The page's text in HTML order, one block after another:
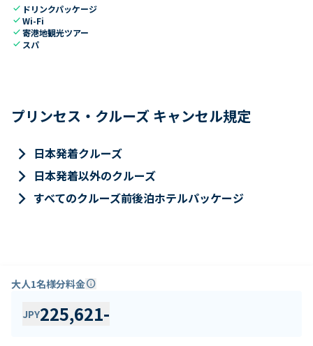
check ドリンクパッケージ
checkWi-Fi
check寄港地観光ツアー
check スパ
プリンセス・クルーズ キャンセル規定
keyboard_arrow_right 日本発着クルーズ
keyboard_arrow_right 日本発着以外のクルーズ
keyboard_arrow_right すべてのクルーズ前後泊ホテルパッケージ
大人1名様分料金info
JPY225,621-